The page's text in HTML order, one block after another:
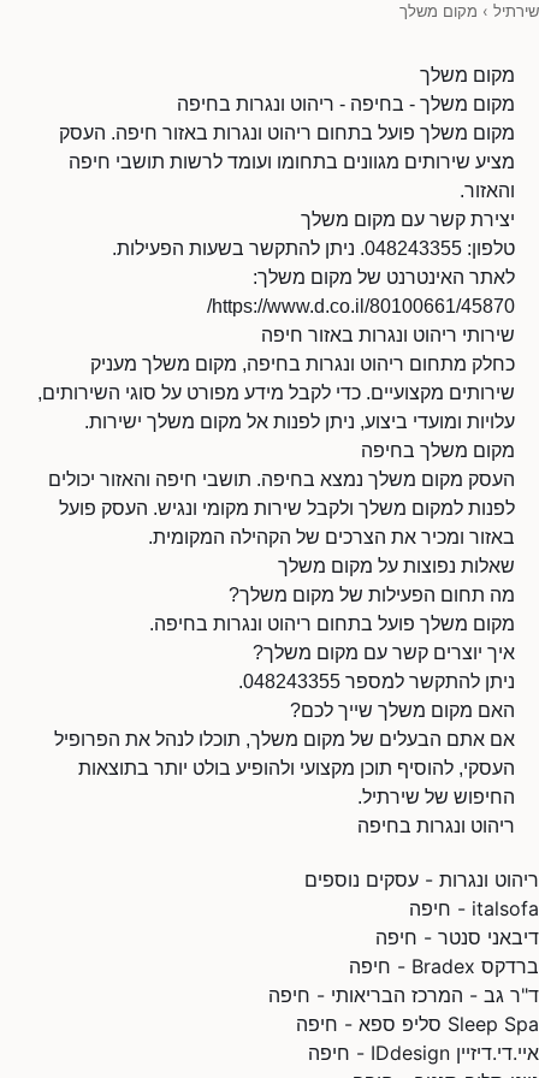
שירתיל › מקום משלך
מקום משלך
מקום משלך - בחיפה - ריהוט ונגרות בחיפה
מקום משלך פועל בתחום ריהוט ונגרות באזור חיפה. העסק
מציע שירותים מגוונים בתחומו ועומד לרשות תושבי חיפה
והאזור.
יצירת קשר עם מקום משלך
טלפון: 048243355. ניתן להתקשר בשעות הפעילות.
לאתר האינטרנט של מקום משלך:
https://www.d.co.il/80100661/45870/
שירותי ריהוט ונגרות באזור חיפה
כחלק מתחום ריהוט ונגרות בחיפה, מקום משלך מעניק
שירותים מקצועיים. כדי לקבל מידע מפורט על סוגי השירותים,
עלויות ומועדי ביצוע, ניתן לפנות אל מקום משלך ישירות.
מקום משלך בחיפה
העסק מקום משלך נמצא בחיפה. תושבי חיפה והאזור יכולים
לפנות למקום משלך ולקבל שירות מקומי ונגיש. העסק פועל
באזור ומכיר את הצרכים של הקהילה המקומית.
שאלות נפוצות על מקום משלך
מה תחום הפעילות של מקום משלך?
מקום משלך פועל בתחום ריהוט ונגרות בחיפה.
איך יוצרים קשר עם מקום משלך?
ניתן להתקשר למספר 048243355.
האם מקום משלך שייך לכם?
אם אתם הבעלים של מקום משלך, תוכלו לנהל את הפרופיל
העסקי, להוסיף תוכן מקצועי ולהופיע בולט יותר בתוצאות
החיפוש של שירתיל.
ריהוט ונגרות בחיפה
ריהוט ונגרות - עסקים נוספים
italsofa - חיפה
דיבאני סנטר - חיפה
ברדקס Bradex - חיפה
ד"ר גב - המרכז הבריאותי - חיפה
Sleep Spa סליפ ספא - חיפה
איי.די.דיזיין IDdesign - חיפה